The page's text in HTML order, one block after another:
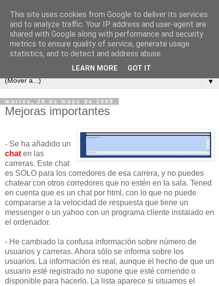
▼
martes, 26 de mayo de 2009
Mejoras importantes
- Se ha añadido un
chaten las
carreras. Este chat
es SOLO para los corredores de esa carrera, y no puedes
chatear con otros corredores que no estén en la sala. Tened
en cuenta que es un chat por html, con lo que no puede
compararse a la velocidad de respuesta que tiene un
messenger o un yahoo con un programa cliente instalado en
el ordenador.
- He cambiado la confusa información sobre número de
usuarios y carreras. Ahora sólo se informa sobre los
usuarios. La información es real, aunque el hecho de que un
usuario esté registrado no supone que esté corriendo o
disponible para hacerlo. La lista aparece si situamos el
This site uses cookies from Google to deliver its services
and to analyze traffic. Your IP address and user-agent are
shared with Google along with performance and security
metrics to ensure quality of service, generate usage
statistics, and to detect and address abuse.
LEARN MORE GOT IT